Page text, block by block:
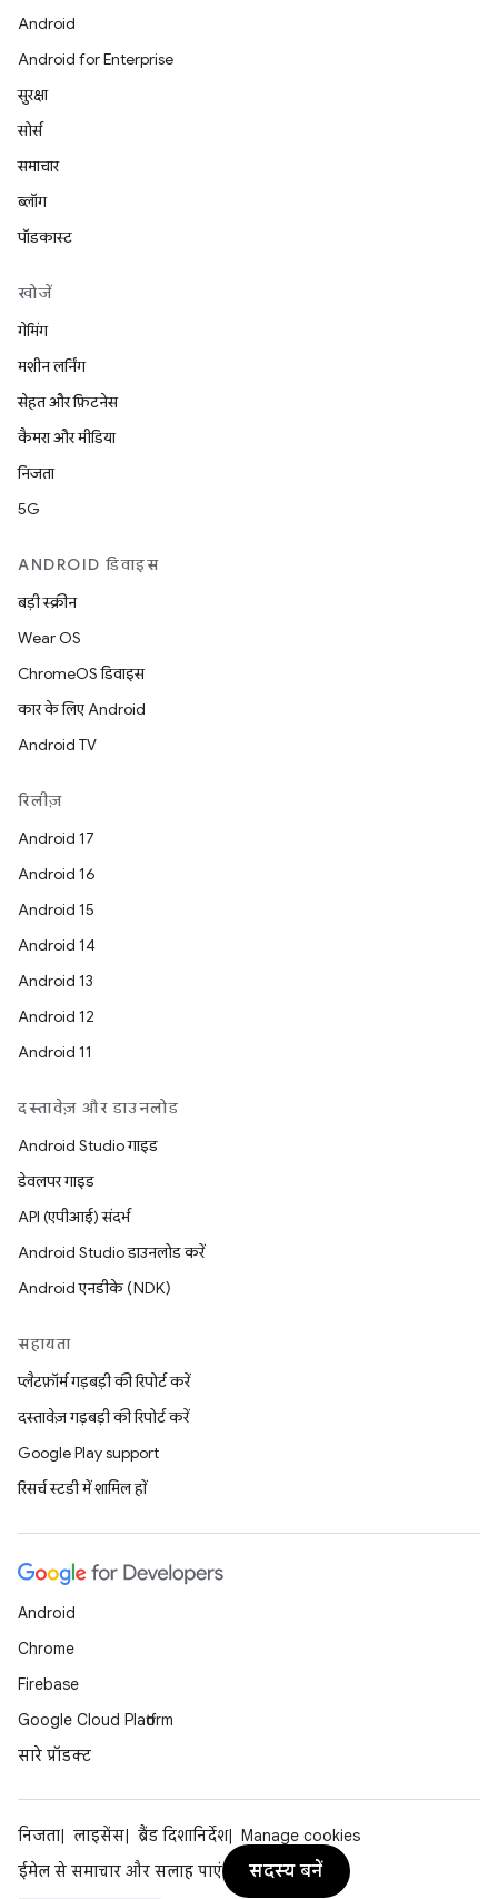
Android
Android for Enterprise
सुरक्षा
सोर्स
समाचार
ब्लॉग
पॉडकास्ट
खोजें
गेमिंग
मशीन लर्निंग
सेहत और फ़िटनेस
कैमरा और मीडिया
निजता
5G
ANDROID डिवाइस
बड़ी स्क्रीन
Wear OS
ChromeOS डिवाइस
कार के लिए Android
Android TV
रिलीज़
Android 17
Android 16
Android 15
Android 14
Android 13
Android 12
Android 11
दस्तावेज़ और डाउनलोड
Android Studio गाइड
डेवलपर गाइड
API (एपीआई) संदर्भ
Android Studio डाउनलोड करें
Android एनडीके (NDK)
सहायता
प्लैटफ़ॉर्म गड़बड़ी की रिपोर्ट करें
दस्तावेज़ गड़बड़ी की रिपोर्ट करें
Google Play support
रिसर्च स्टडी में शामिल हों
Android
Chrome
Firebase
Google Cloud Platform
सारे प्रॉडक्ट
निजता लाइसेंस ब्रैंड दिशानिर्देश
Manage cookies
ईमेल से समाचार और सलाह पाएं
सदस्य बनें